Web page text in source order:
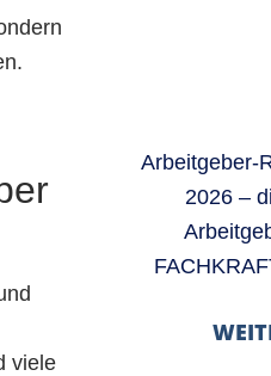
viele
Arbeitgeber-
2026 –